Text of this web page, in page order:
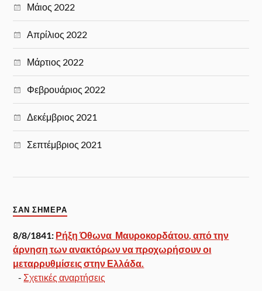
Μάιος 2022
Απρίλιος 2022
Μάρτιος 2022
Φεβρουάριος 2022
Δεκέμβριος 2021
Σεπτέμβριος 2021
ΣΑΝ ΣΉΜΕΡΑ
8/8/1841: Ρήξη Όθωνα  Μαυροκορδάτου, από την
άρνηση των ανακτόρων να προχωρήσουν οι
μεταρρυθμίσεις στην Ελλάδα.
- Σχετικές αναρτήσεις